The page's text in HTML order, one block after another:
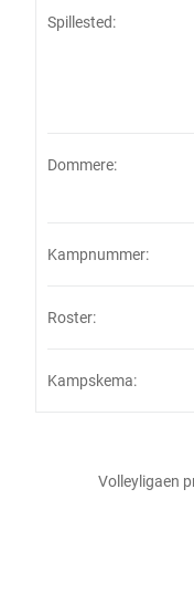
Spillested:
Dommere:
Kampnummer:
Roster:
Kampskema:
Volleyligaen